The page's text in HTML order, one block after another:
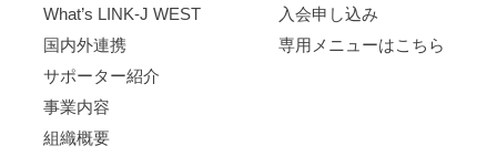
What’s LINK-J WEST
国内外連携
サポーター紹介
事業内容
組織概要
入会申し込み
専用メニューはこちら